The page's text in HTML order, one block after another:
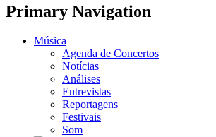
Primary Navigation
Música
Agenda de Concertos
Notícias
Análises
Entrevistas
Reportagens
Festivais
Som